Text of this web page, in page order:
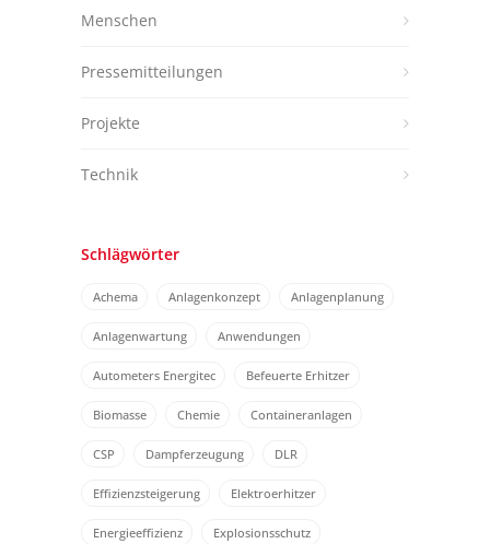
Menschen
Pressemitteilungen
Projekte
Technik
Schlägwörter
Achema Anlagenkonzept Anlagenplanung
Anlagenwartung Anwendungen
Autometers Energitec Befeuerte Erhitzer
Biomasse Chemie Containeranlagen
CSP Dampferzeugung DLR
Effizienzsteigerung Elektroerhitzer
Energieeffizienz Explosionsschutz